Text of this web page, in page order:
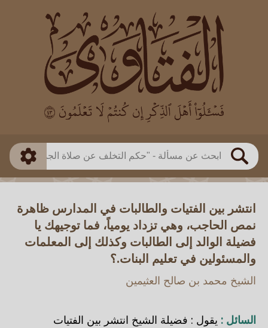
بحث
العالم
بن باز
بن العثيمين
اللجنة الدائمة
طريقة البحث
ذكي
انتشر بين الفتيات والطالبات في المدارس ظاهرة
نمص الحاجب، وهي تزداد يومياً، فما توجيهك يا
فضيلة الوالد إلى الطالبات وكذلك إلى المعلمات
والمسئولين في تعليم البنات.؟
الشيخ محمد بن صالح العثيمين
السائل : يقول : فضيلة الشيخ انتشر بين الفتيات